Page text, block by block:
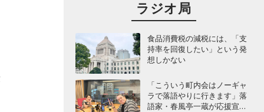
ラジオ局
食品消費税の減税には、「支
持率を回復したい」という発
想しかない
「こういう町内会はノーギャ
ラで落語やりに行きます」落
語家・春風亭一蔵が応援宣